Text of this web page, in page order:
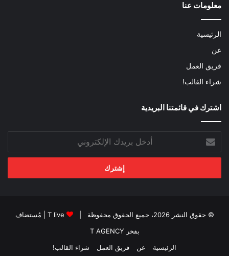
معلومات عنا
الرئيسية
عن
فريق العمل
شراء القالب!
اشترك في قائمتنا البريدية
بريدك
الإلكتروني
© حقوق النشر 2026، جميع الحقوق محفوظة | T live | مُستضاف
بفخر T AGENCY
الرئيسية
عن فريق العمل شراء القالب!